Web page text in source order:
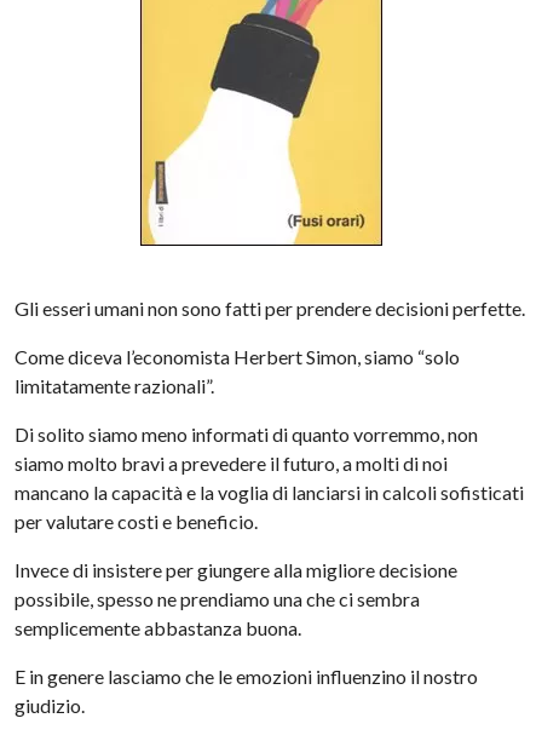
Gli esseri umani non sono fatti per prendere decisioni perfette.
Come diceva l’economista Herbert Simon, siamo “solo
limitatamente razionali”.
Di solito siamo meno informati di quanto vorremmo, non
siamo molto bravi a prevedere il futuro, a molti di noi
mancano la capacità e la voglia di lanciarsi in calcoli sofisticati
per valutare costi e beneficio.
Invece di insistere per giungere alla migliore decisione
possibile, spesso ne prendiamo una che ci sembra
semplicemente abbastanza buona.
E in genere lasciamo che le emozioni influenzino il nostro
giudizio.